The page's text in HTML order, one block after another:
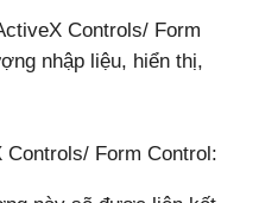
Controls/ Form
nhập liệu, hiển thị,
Form Control: